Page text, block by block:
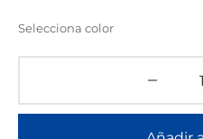
Selecciona color